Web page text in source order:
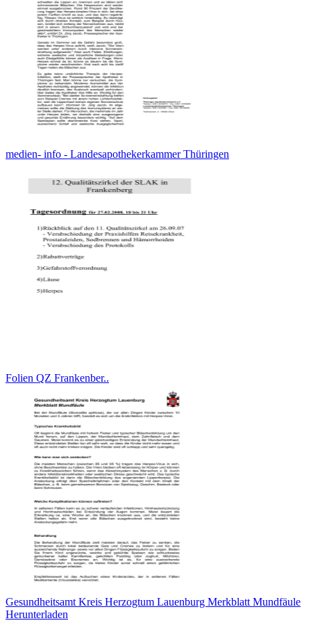
medien- info - Landesapothekerkammer Thüringen
Folien QZ Frankenber..
Gesundheitsamt Kreis Herzogtum Lauenburg Merkblatt Mundfäule
Herunterladen